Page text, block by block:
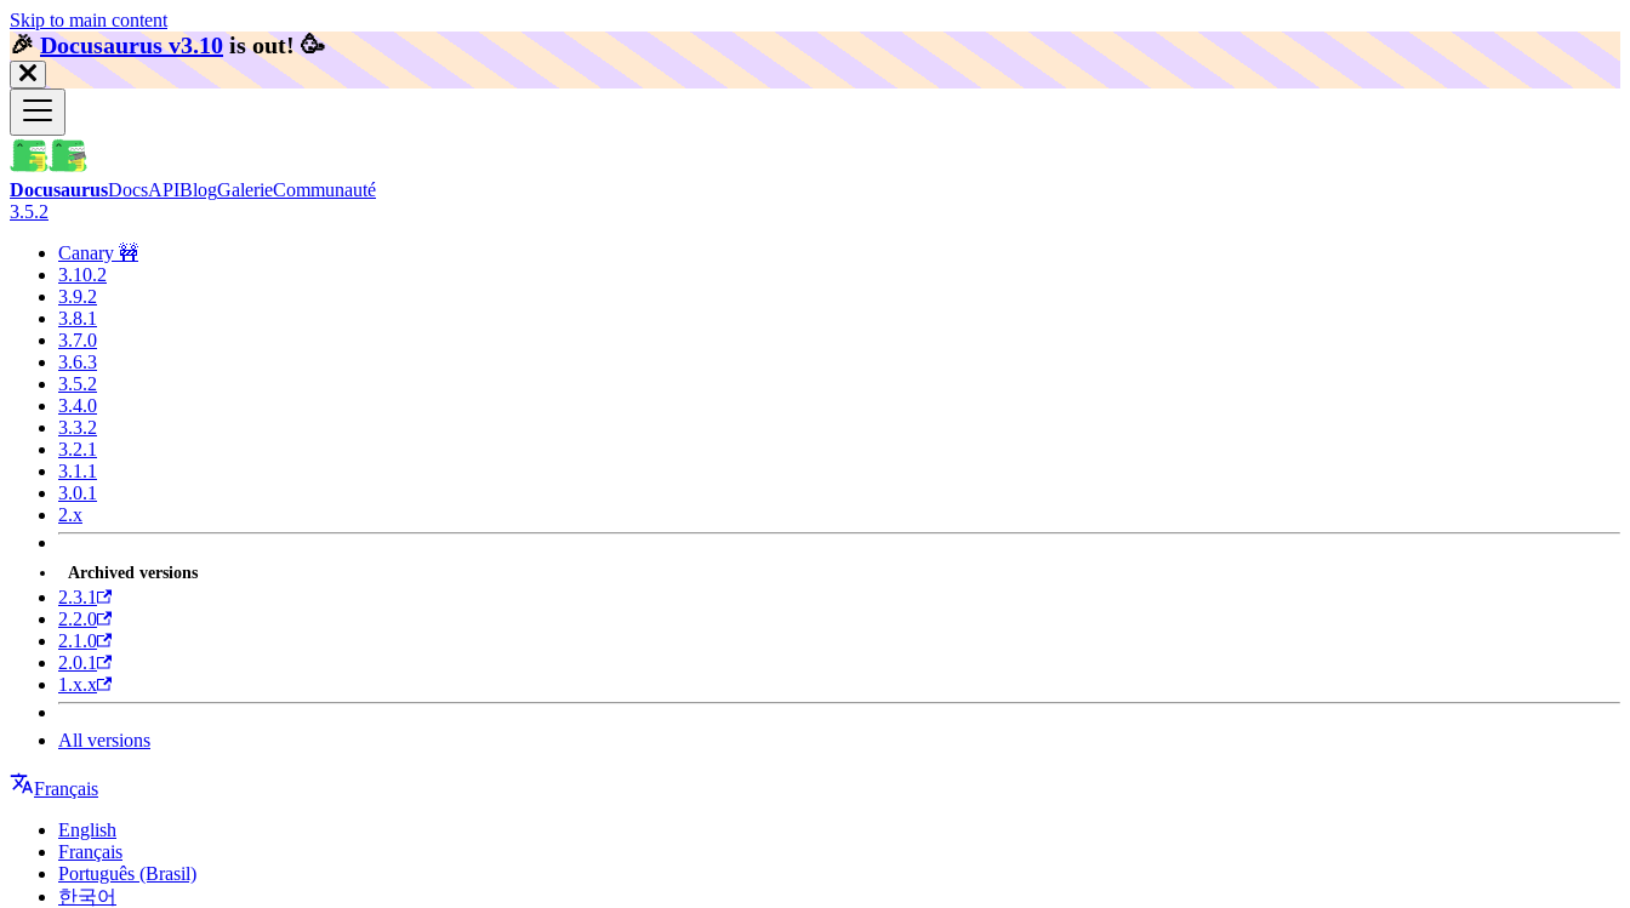
Skip to main content
🎉️Docusaurus v3.10 is out! 🥳️
DocusaurusDocsAPIBlogGalerieCommunauté
3.5.2
Canary 🚧
3.10.2
3.9.2
3.8.1
3.7.0
3.6.3
3.5.2
3.4.0
3.3.2
3.2.1
3.1.1
3.0.1
2.x
Archived versions
2.3.1
2.2.0
2.1.0
2.0.1
1.x.x
All versions
Français
English
Français
Português (Brasil)
한국어